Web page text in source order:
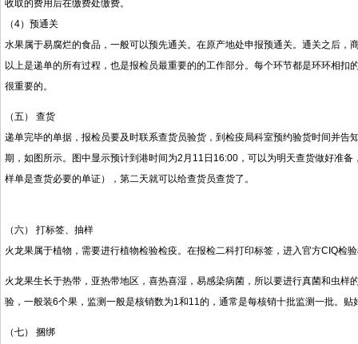
收取的费用后在缴费处缴费。
（4）预通关
水果属于易腐烂的食品，一般可以预先通关。在原产地处申报预通关。通关之后，
以上是递单的所有过程，也是报检员最重要的的工作部分。每个环节都是环环相
很重要的。
（五） 查货
递单完毕的单据，报检员要及时联系查货员验货，到检疫局科室预约验货时间并
期，如图所示。图中显示预计到港时间为2月11日16:00，可以为明天查货做好准
样单是查货必要的单证），第二天就可以给查货员查货了。
（六） 打标签、抽样
火龙果属于植物，需要进行植物检验检疫。在报检二科打印标签，进入官方CIQ检
火龙果生长于热带，亚热带地区，喜热喜湿，易感染病菌，所以要进行真菌和虫
验，一般装6个果，监测一般是核销数为1和11的，通常是每核销十批监测一批。
（七） 捆绑